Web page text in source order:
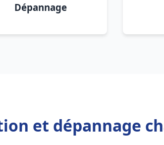
Dépannage
et dépannage